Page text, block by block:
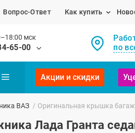
Вопрос-Ответ Как купить
мск
65-00
по
Акции и скидки
ВАЗ / Оригинальная крышка
Лада Гранта